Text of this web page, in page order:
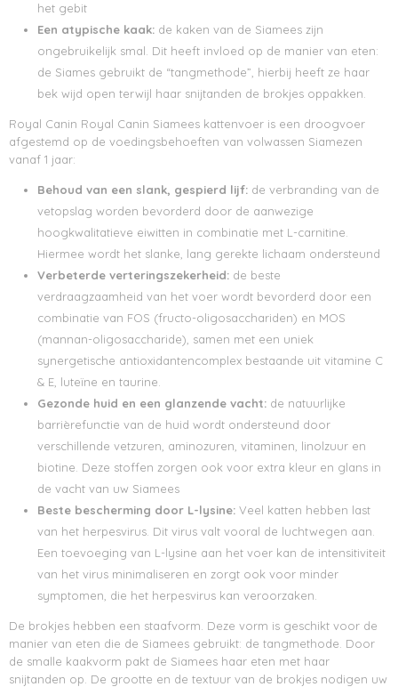
het gebit
Een atypische kaak: de kaken van de Siamees zijn
ongebruikelijk smal. Dit heeft invloed op de manier van eten:
de Siames gebruikt de “tangmethode”, hierbij heeft ze haar
bek wijd open terwijl haar snijtanden de brokjes oppakken.
Royal Canin Royal Canin Siamees kattenvoer is een droogvoer
afgestemd op de voedingsbehoeften van volwassen Siamezen
vanaf 1 jaar:
Behoud van een slank, gespierd lijf: de verbranding van de
vetopslag worden bevorderd door de aanwezige
hoogkwalitatieve eiwitten in combinatie met L-carnitine.
Hiermee wordt het slanke, lang gerekte lichaam ondersteund
Verbeterde verteringszekerheid: de beste
verdraagzaamheid van het voer wordt bevorderd door een
combinatie van FOS (fructo-oligosacchariden) en MOS
(mannan-oligosaccharide), samen met een uniek
synergetische antioxidantencomplex bestaande uit vitamine C
& E, luteïne en taurine.
Gezonde huid en een glanzende vacht: de natuurlijke
barrièrefunctie van de huid wordt ondersteund door
verschillende vetzuren, aminozuren, vitaminen, linolzuur en
biotine. Deze stoffen zorgen ook voor extra kleur en glans in
de vacht van uw Siamees
Beste bescherming door L-lysine: Veel katten hebben last
van het herpesvirus. Dit virus valt vooral de luchtwegen aan.
Een toevoeging van L-lysine aan het voer kan de intensitiviteit
van het virus minimaliseren en zorgt ook voor minder
symptomen, die het herpesvirus kan veroorzaken.
De brokjes hebben een staafvorm. Deze vorm is geschikt voor de
manier van eten die de Siamees gebruikt: de tangmethode. Door
de smalle kaakvorm pakt de Siamees haar eten met haar
snijtanden op. De grootte en de textuur van de brokjes nodigen uw